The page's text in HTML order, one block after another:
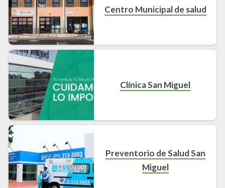
Centro Municipal de salud
Clínica San Miguel
Preventorio de Salud San
Miguel